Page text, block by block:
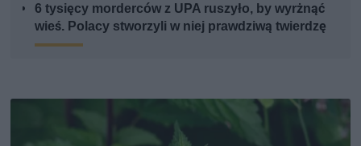
6 tysięcy morderców z UPA ruszyło, by wyrżnąć
wieś. Polacy stworzyli w niej prawdziwą twierdzę